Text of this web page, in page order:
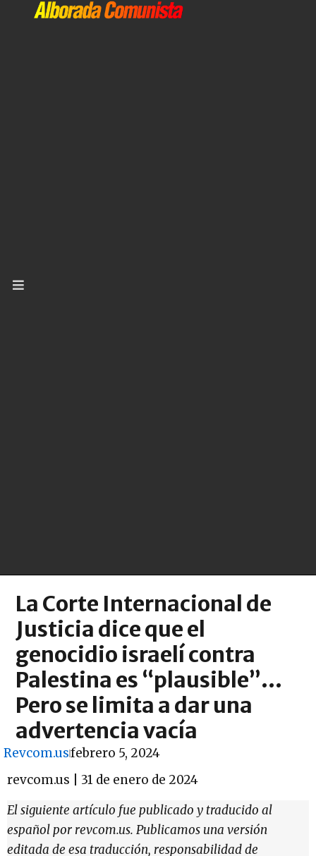
La Corte Internacional de
Justicia dice que el
genocidio israelí contra
Palestina es “plausible”…
Pero se limita a dar una
advertencia vacía
Revcom.usfebrero 5, 2024
revcom.us | 31 de enero de 2024
El siguiente artículo fue publicado y traducido al
español por revcom.us. Publicamos una versión
editada de esa traducción, responsabilidad de